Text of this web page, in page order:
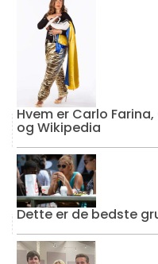
Hvem er Carlo
og Wikipedia
Dette er de bedste